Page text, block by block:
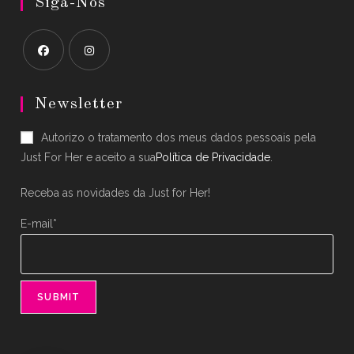
in
new
tab
in
new
tab
Newsletter
Autorizo o tratamento dos meus dados pessoais pela
Just For Her e aceito a suaPolítica de Privacidade
Receba as novidades da Just for Her!
E-mail*